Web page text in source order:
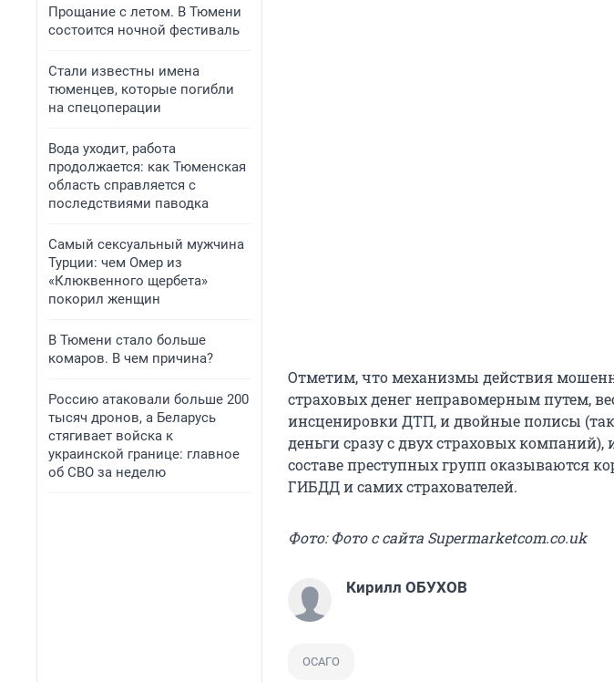
Прощание с летом. В Тюмени
состоится ночной фестиваль
Стали известны имена
тюменцев, которые погибли
на спецоперации
Вода уходит, работа
продолжается: как Тюменская
область справляется с
последствиями паводка
Самый сексуальный мужчина
Турции: чем Омер из
«Клюквенного щербета»
покорил женщин
В Тюмени стало больше
комаров. В чем причина?
Россию атаковали больше 200
тысяч дронов, а Беларусь
стягивает войска к
украинской границе: главное
об СВО за неделю
Отметим, что механизмы действия
страховых денег неправомерным путем,
инсценировки ДТП, и двойные полисы
деньги сразу с двух страховых компаний),
составе преступных групп оказываются
ГИБДД и самих страхователей.
Фото: Фото с сайта Supermarketcom.co.uk
Кирилл ОБУХОВ
ОСАГО